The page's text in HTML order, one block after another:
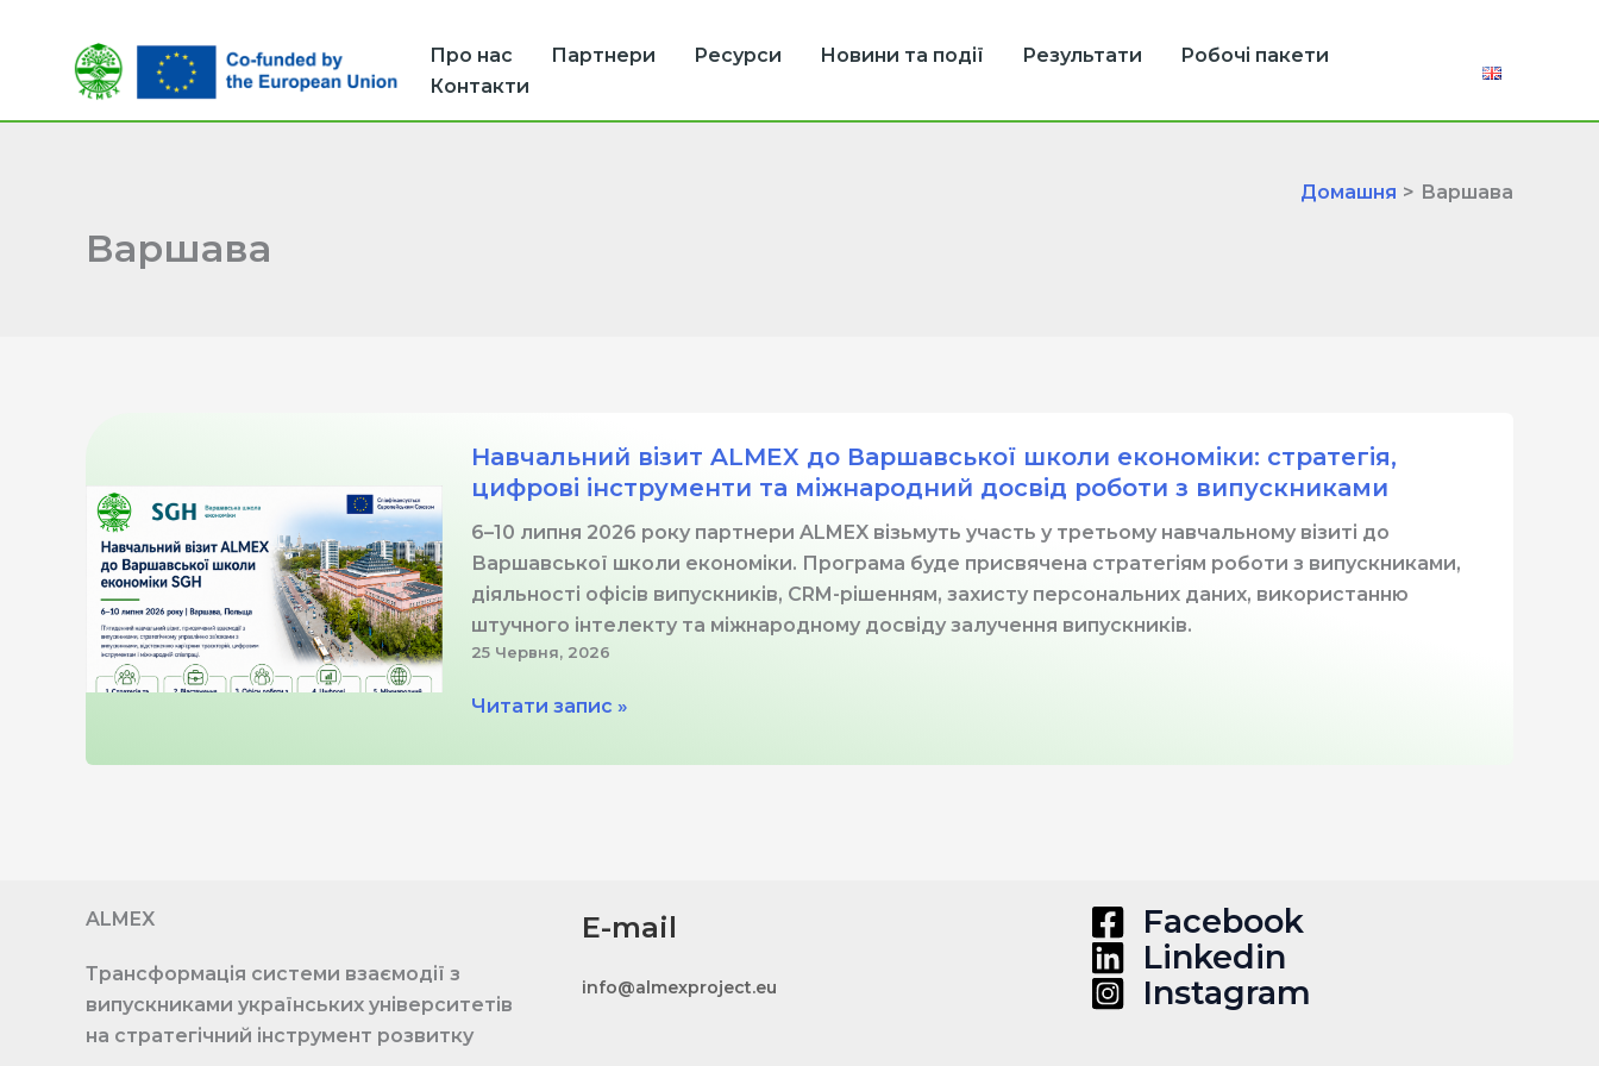
Про нас Партнери Ресурси Новини та події Результати
Робочі пакети
Контакти
Домашня Варшава
Варшава
Навчальний візит ALMEX до Варшавської школи економіки: стратегія,
цифрові інструменти та міжнародний досвід роботи з випускниками
6–10 липня 2026 року партнери ALMEX візьмуть участь у третьому навчальному візиті до
Варшавської школи економіки. Програма буде присвячена стратегіям роботи з випускниками,
діяльності офісів випускників, CRM-рішенням, захисту персональних даних, використанню
штучного інтелекту та міжнародному досвіду залучення випускників.
25 Червня, 2026
Навчальний
ALMEX
інструменти
та
міжнародний
Читати запис »
ALMEX
Трансформація системи взаємодії з
випускниками українських університетів
на стратегічний інструмент розвитку
E-mail
info@almexproject.eu
Facebook
Linkedin
Instagram